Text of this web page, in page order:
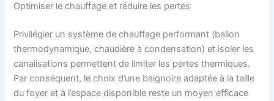
Optimiser le chauffage et réduire les pertes
Privilégier un système de chauffage performant (ballon
thermodynamique, chaudière à condensation) et isoler les
canalisations permettent de limiter les pertes thermiques.
Par conséquent, le choix d’une baignoire adaptée à la taille
du foyer et à l’espace disponible reste un moyen efficace